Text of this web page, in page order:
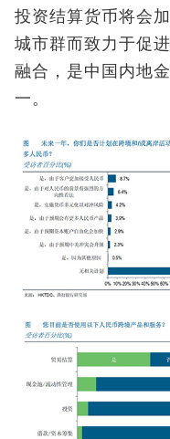
投资结算货币将会
城市群而致力于促
融合，是中国内地
一。